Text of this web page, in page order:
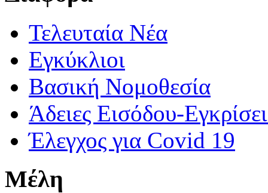
Τελευταία Νέα
Εγκύκλιοι
Βασική Νομοθεσία
Άδειες Εισόδου-
Έλεγχος για Covid 19
Μέλη